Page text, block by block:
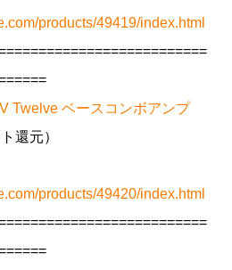
products/49419/index.html
Twelve ベースコンボアンプ
還元）
products/49420/index.html